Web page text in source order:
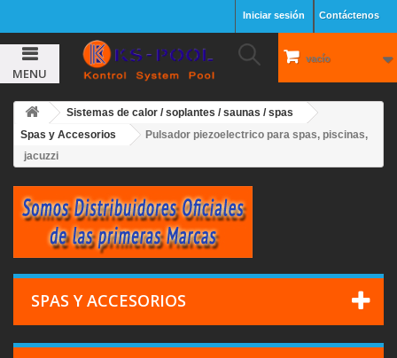
Contáctenos
Iniciar sesión
vacío
MENU
Sistemas de calor / soplantes / saunas / spas
Spas y Accesorios
Pulsador piezoelectrico para spas, piscinas,
jacuzzi
SPAS Y ACCESORIOS